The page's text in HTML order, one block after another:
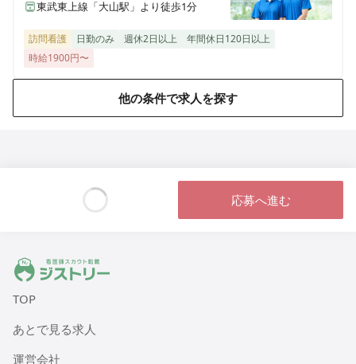
東武東上線「大山駅」より徒歩1分
訪問看護 日勤のみ 週休2日以上
年間休日120日以上
時給1900円〜
他の条件で求人を探す
応募へ進む
ジストリー 看護師の転職マッチング
TOP
あとで見る求人
運営会社